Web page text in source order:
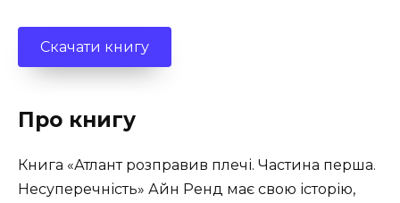
Скачати книгу
Про книгу
Книга «Атлант розправив плечі. Частина перша.
Несуперечність» Айн Ренд має свою історію,